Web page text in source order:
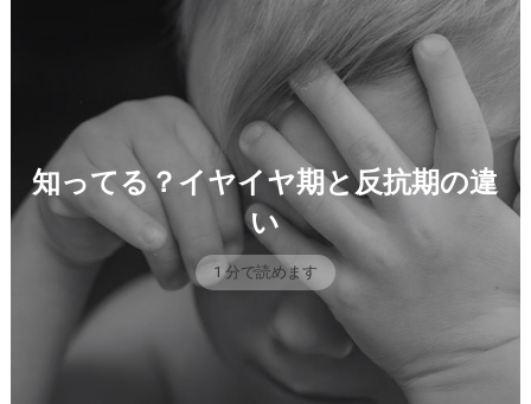
知ってる？イヤイヤ期と反抗期の違
い
1 分で読めます